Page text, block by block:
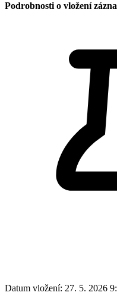
Podrobnosti o vložení
Datum vložení: 27. 5. 2026